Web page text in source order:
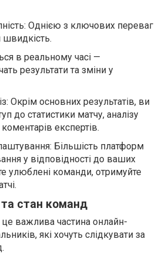
Однією з ключових переваг
швидкість.
в реальному часі —
результати та зміни у
Окрім основних результатів, ви
до статистики матчу, аналізу
експертів.
Більшість платформ
у відповідності до ваших
улюблені команди, отримуйте
та стан команд
це важлива частина онлайн-
які хочуть слідкувати за